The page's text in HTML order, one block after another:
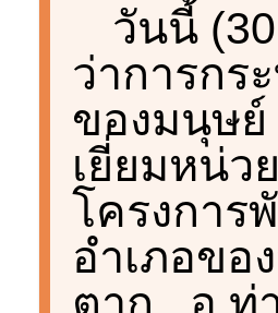
วันนี้
ว่าการกร
ของมนุษ
เยี่ยมหน่ว
โครงกา
อำเภอขอ
ตาก , อ.ท่